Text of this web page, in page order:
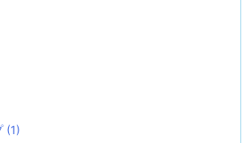
(1)